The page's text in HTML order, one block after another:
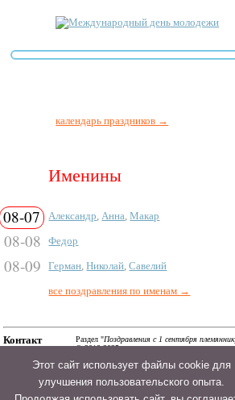
Международный день молодежи
календарь праздников →
Именины
08-07 Александр Анна ,Макар
08-08 Федор
08-09 Герман ,Николай ,Савелий
все поздравления по именам →
Контакт
Раздел "Поздравления с 1 сентября
© 2018-2025.
на АйПоздравил. Авторские материалы! При
использовании материалов активная ссылка на сайт
обязательна! Копировать материалы на
конфиденциальности
Этот сайт использует файлы cookie для
улучшения пользовательского опыта.